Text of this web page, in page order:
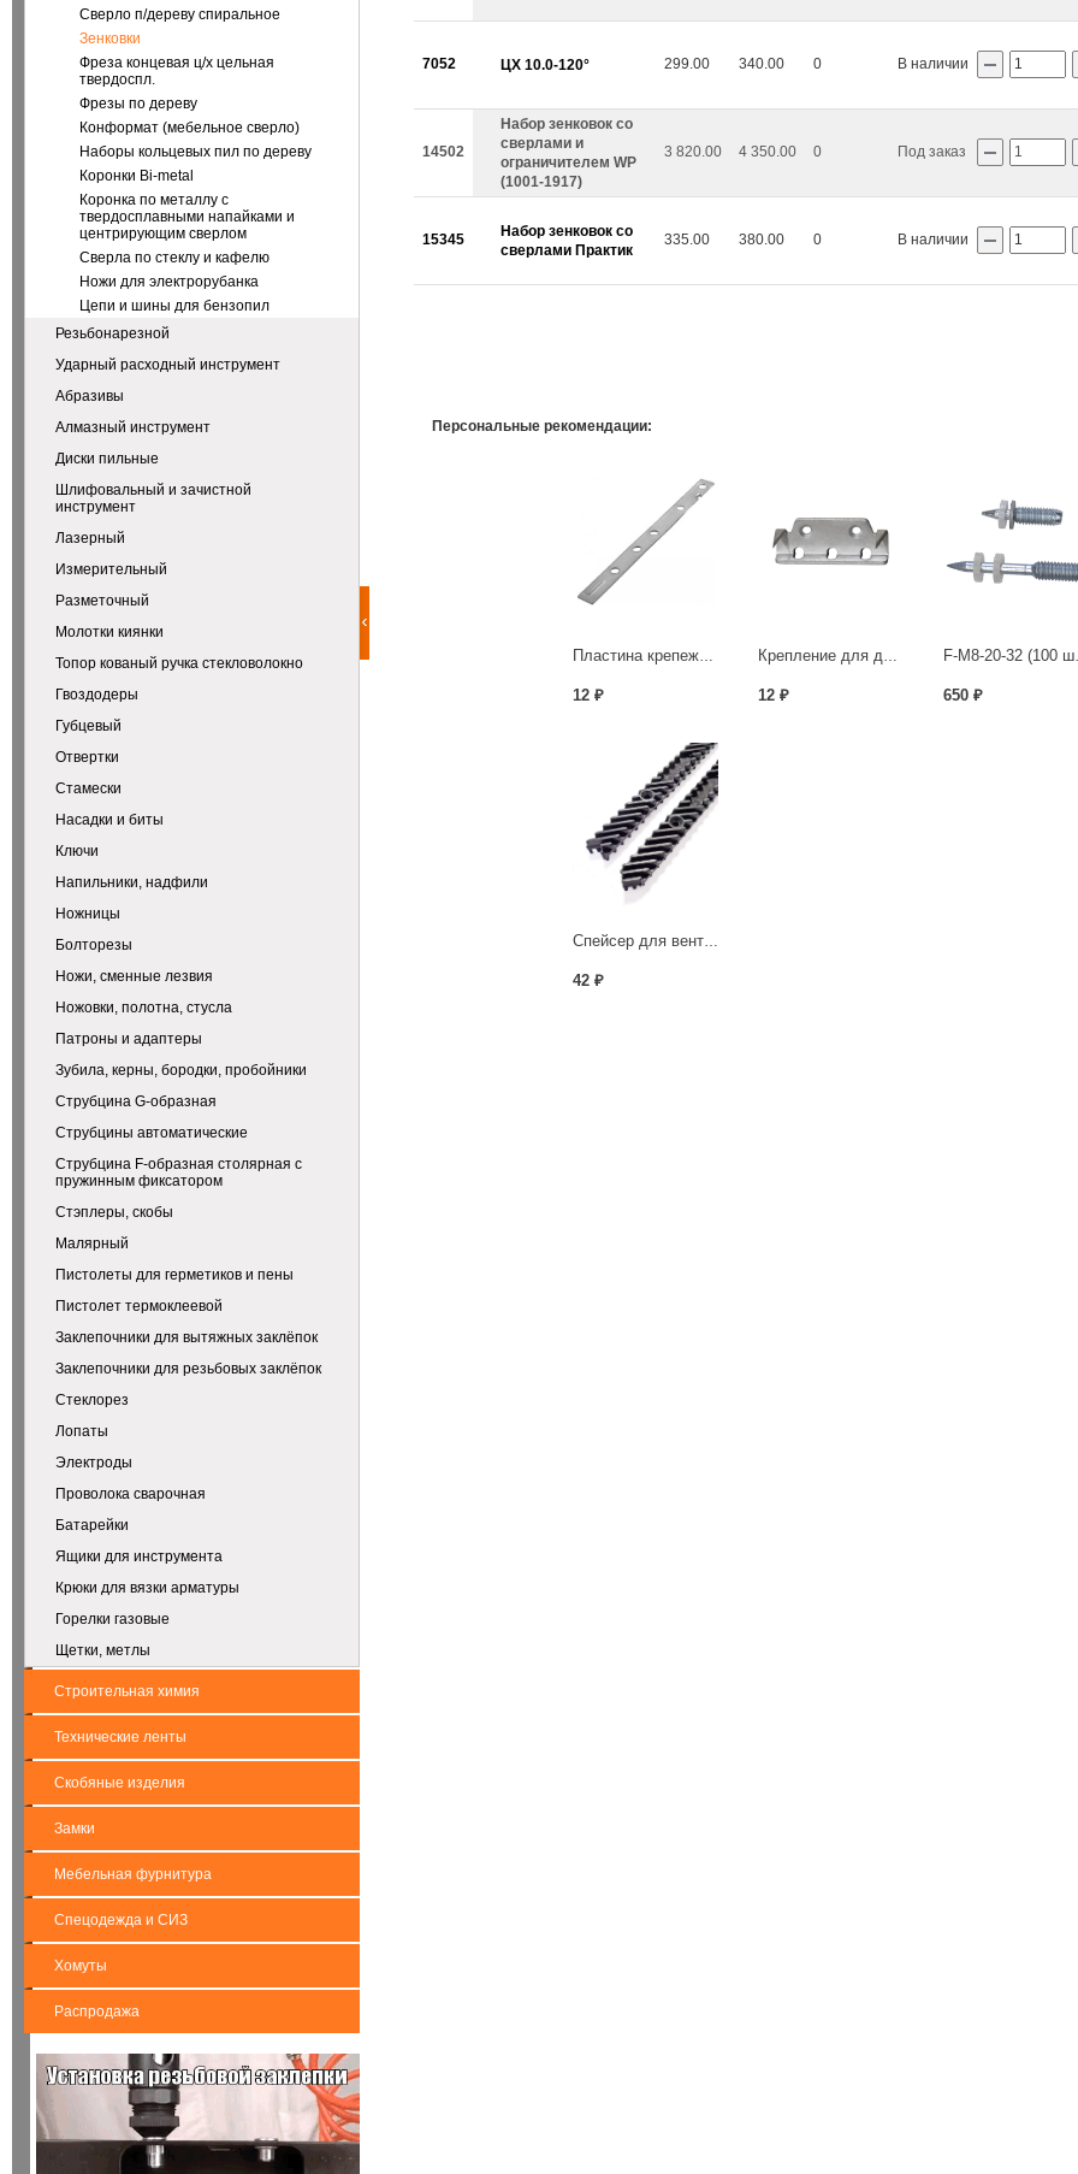
Сверло п/дереву спиральное
Зенковки
Фреза концевая ц/х цельная
твердоспл.
Фрезы по дереву
Конформат (мебельное сверло)
Наборы кольцевых пил по дереву
Коронки Bi-metal
Коронка по металлу с
твердосплавными напайками и
центрирующим сверлом
Сверла по стеклу и кафелю
Ножи для электрорубанка
Цепи и шины для бензопил
Резьбонарезной
Ударный расходный инструмент
Абразивы
Алмазный инструмент
Диски пильные
Шлифовальный и зачистной
инструмент
Лазерный
Измерительный
Разметочный
Молотки киянки
Топор кованый ручка стекловолокно
Гвоздодеры
Губцевый
Отвертки
Стамески
Насадки и биты
Ключи
Напильники, надфили
Ножницы
Болторезы
Ножи, сменные лезвия
Ножовки, полотна, стусла
Патроны и адаптеры
Зубила, керны, бородки, пробойники
Струбцина G-образная
Струбцины автоматические
Струбцина F-образная столярная с
пружинным фиксатором
Стэплеры, скобы
Малярный
Пистолеты для герметиков и пены
Пистолет термоклеевой
Заклепочники для вытяжных заклёпок
Заклепочники для резьбовых заклёпок
Стеклорез
Лопаты
Электроды
Проволока сварочная
Батарейки
Ящики для инструмента
Крюки для вязки арматуры
Горелки газовые
Щетки, метлы
Строительная химия
Технические ленты
Скобяные изделия
Замки
Мебельная фурнитура
Спецодежда и СИЗ
Хомуты
Распродажа
SZ-B
195 ₽
7052 ЦХ 10.0-120° 299.00 340.00 0 В наличии
14502
Набор зенковок со
сверлами и
ограничителем WP
(1001-1917)
3 820.00 4 350.00 0 Под заказ
15345
Набор зенковок со
сверлами Практик
335.00 380.00 0 В наличии
Персональные рекомендации:
Пластина крепежная для планкена 190х15х2.0 мм
12 ₽ 12 ₽
F-M8-20-
650 ₽
Спейсер для вентиляции «500»
42 ₽